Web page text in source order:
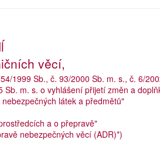
věcí,
1999 Sb., č. 93/2000 Sb. m. s., č. 6/
m. s. o vyhlášení přijetí změn a
látek a předmětů"
a o přepravě"
nebezpečných věcí (ADR)*)